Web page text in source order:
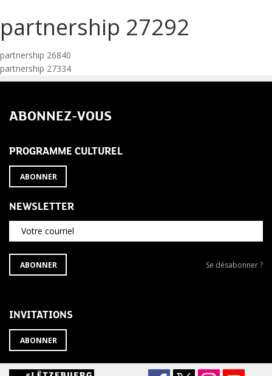
partnership 27292
Navigation
de
l’article
partnership 26840
partnership 27334
ABONNEZ-VOUS
PROGRAMME CULTUREL
ABONNER
NEWSLETTER
Votre courriel
S'ABONNER
À
ABONNER
Se
Se désabonner ?
INVITATIONS
ABONNER